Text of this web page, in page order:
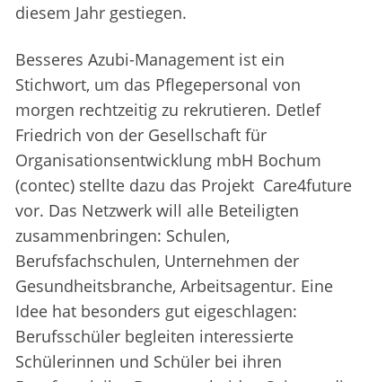
diesem Jahr gestiegen.
Besseres Azubi-Management ist ein
Stichwort, um das Pflegepersonal von
morgen rechtzeitig zu rekrutieren. Detlef
Friedrich von der Gesellschaft für
Organisationsentwicklung mbH Bochum
(contec) stellte dazu das Projekt Care4future
vor. Das Netzwerk will alle Beteiligten
zusammenbringen: Schulen,
Berufsfachschulen, Unternehmen der
Gesundheitsbranche, Arbeitsagentur. Eine
Idee hat besonders gut eigeschlagen:
Berufsschüler begleiten interessierte
Schülerinnen und Schüler bei ihren